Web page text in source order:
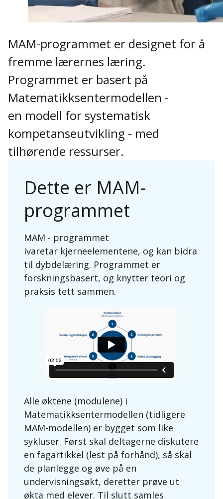
MAM-programmet er designet for å
fremme lærernes læring.
Programmet er basert på
Matematikksentermodellen -
en modell for systematisk
kompetanseutvikling - med
tilhørende ressurser.
Dette er MAM-
programmet
MAM - programmet
ivaretar kjerneelementene, og kan bidra
til dybdelæring. Programmet er
forskningsbasert, og knytter teori og
praksis tett sammen.
Alle øktene (modulene) i
Matematikksentermodellen (tidligere
MAM-modellen) er bygget som like
sykluser. Først skal deltagerne diskutere
en fagartikkel (lest på forhånd), så skal
de planlegge og øve på en
undervisningsøkt, deretter prøve ut
økta med elever. Til slutt samles